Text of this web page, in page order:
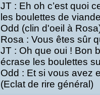
JT : Eh oh c’est quoi
les boulettes de
Odd (clin d'oeil à
Rosa : Vous êtes sûr
JT : Oh que oui ! Bon
écrase les boulettes
Odd : Et si vous avez
(Eclat de rire général)